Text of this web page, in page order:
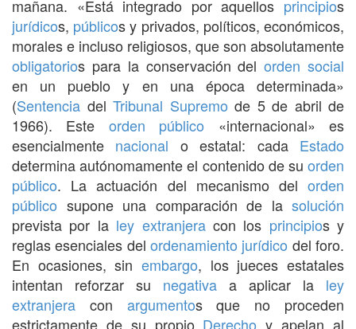
mañana. «Está integrado por aquellos principios
jurídicos, públicos y privados, políticos, económicos,
morales e incluso religiosos, que son absolutamente
obligatorios para la conservación delorden social
en un pueblo y en una época determinada»
(Sentencia del Tribunal Supremo de 5 de abril de
1966). Este orden público «internacional» es
esencialmente nacional o estatal: cada Estado
determina autónomamente el contenido de su orden
público. La actuación del mecanismo del orden
público supone una comparación de la solución
prevista por la ley extranjeracon los principios y
reglas esenciales del ordenamiento jurídico del foro.
En ocasiones, sin embargo, los jueces estatales
intentan reforzar su negativa a aplicar la ley
extranjera con argumentos que no proceden
estrictamente de su propio Derecho y apelan al